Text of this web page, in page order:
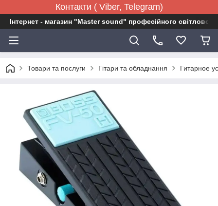
Контакти ( Viber, Telegram)
Інтернет - магазин "Master sound" професійного
Товари та послуги Гітари та обладнання Гитарное